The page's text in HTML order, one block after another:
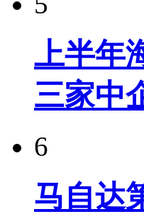
上半年
三家中
6
马自达